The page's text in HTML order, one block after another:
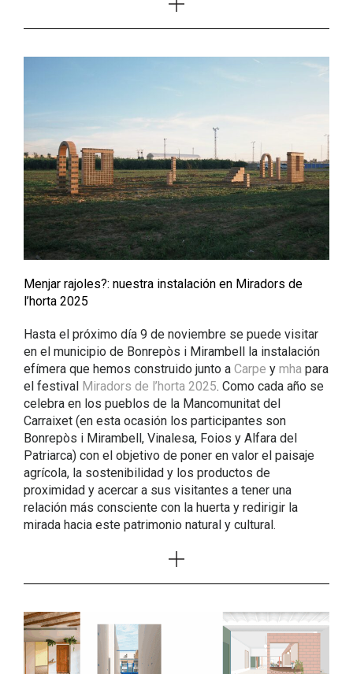
Menjar rajoles?: nuestra instalación en Miradors de
l’horta 2025
Hasta el próximo día 9 de noviembre se puede visitar
en el municipio de Bonrepòs i Mirambell la instalación
efímera que hemos construido junto a Carpe y mha para
el festival Miradors de l’horta 2025. Como cada año se
celebra en los pueblos de la Mancomunitat del
Carraixet (en esta ocasión los participantes son
Bonrepòs i Mirambell, Vinalesa, Foios y Alfara del
Patriarca) con el objetivo de poner en valor el paisaje
agrícola, la sostenibilidad y los productos de
proximidad y acercar a sus visitantes a tener una
relación más consciente con la huerta y redirigir la
mirada hacia este patrimonio natural y cultural.